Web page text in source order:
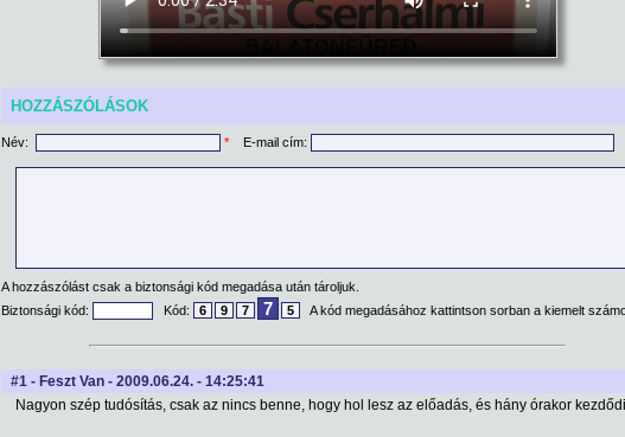
HOZZÁSZÓLÁSOK
Név: * E-mail cím:
A hozzászólást csak a biztonsági kód megadása után tároljuk.
Biztonsági kód:
Kód: 6 9 7 7 5 A kód megadásához kattintson sorban a kiemelt
#1 - Feszt Van - 2009.06.24. - 14:25:41
Nagyon szép tudósítás, csak az nincs benne, hogy hol lesz az előadás, és hány órakor